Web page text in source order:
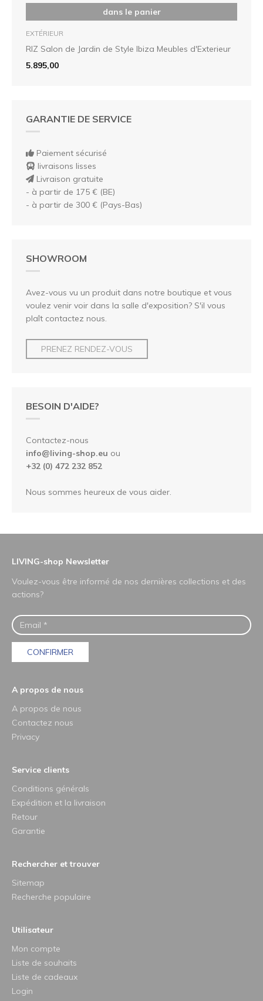
dans le panier
EXTÉRIEUR
RIZ Salon de Jardin de Style Ibiza Meubles d'Exterieur
5.895,00
GARANTIE DE SERVICE
Paiement sécurisé
livraisons lisses
Livraison gratuite
- à partir de 175 € (BE)
- à partir de 300 € (Pays-Bas)
SHOWROOM
Avez-vous vu un produit dans notre boutique et vous
voulez venir voir dans la salle d'exposition? S'il vous
plaît contactez nous.
PRENEZ RENDEZ-VOUS
BESOIN D'AIDE?
Contactez-nous
info@living-shop.eu ou
+32 (0) 472 232 852
Nous sommes heureux de vous aider.
LIVING-shop Newsletter
Voulez-vous être informé de nos dernières collections et des
actions?
CONFIRMER
A propos de nous
A propos de nous
Contactez nous
Privacy
Service clients
Conditions générals
Expédition et la livraison
Retour
Garantie
Rechercher et trouver
Sitemap
Recherche populaire
Utilisateur
Mon compte
Liste de souhaits
Liste de cadeaux
Login